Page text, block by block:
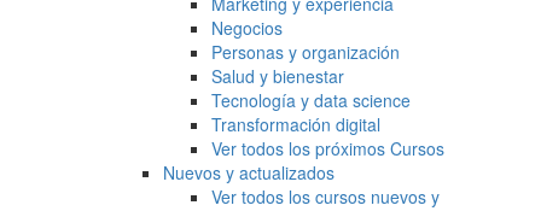
Negocios
Personas y organización
Salud y bienestar
Tecnología y data science
Transformación digital
Ver todos los próximos Cursos
Nuevos y actualizados
Ver todos los cursos nuevos y